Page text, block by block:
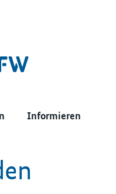
Informieren